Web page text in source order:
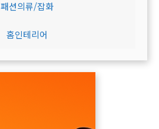
패션의류/잡화
홈인테리어